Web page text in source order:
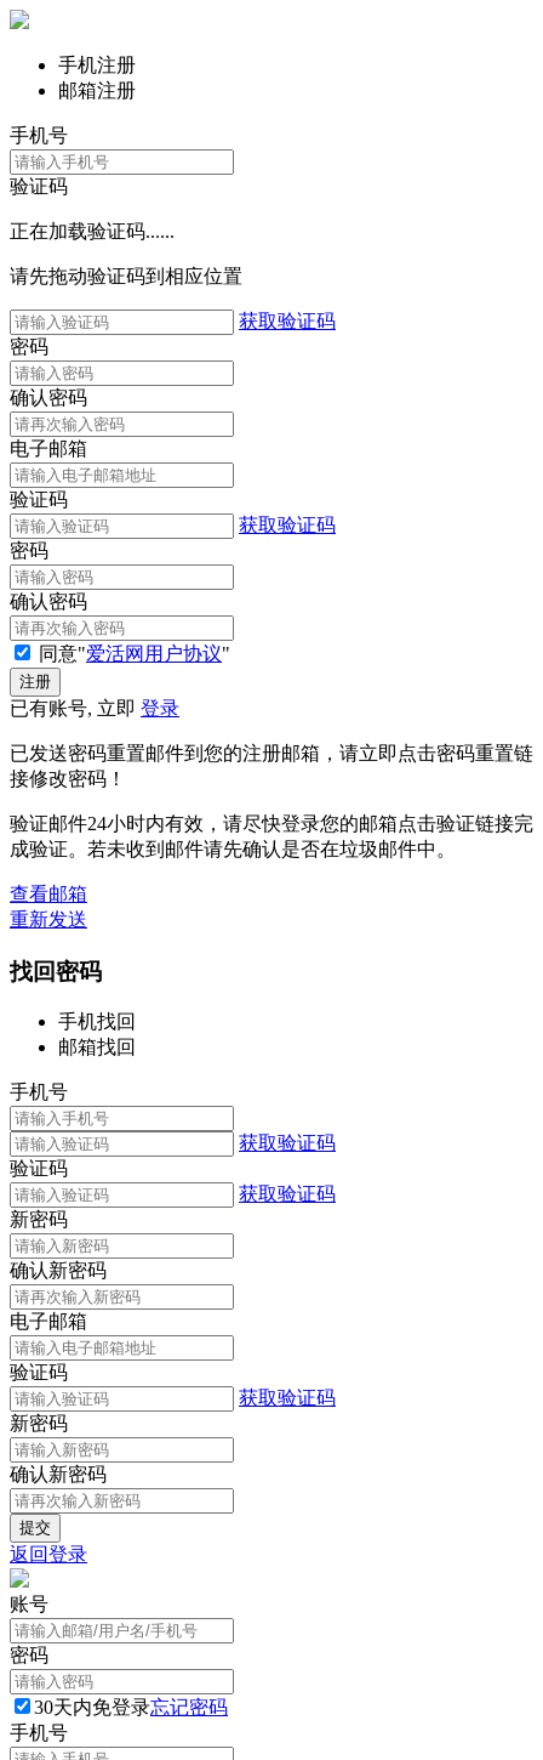
手机注册
邮箱注册
手机号
验证码
正在加载验证码......
请先拖动验证码到相应位置
获取验证码
密码
确认密码
电子邮箱
验证码
获取验证码
密码
确认密码
同意"爱活网用户协议"
已有账号, 立即 登录
已发送密码重置邮件到您的注册邮箱，请立即点击密码重置链
接修改密码！
验证邮件24小时内有效，请尽快登录您的邮箱点击验证链接完
成验证。若未收到邮件请先确认是否在垃圾邮件中。
查看邮箱
重新发送
找回密码
手机找回
邮箱找回
手机号
获取验证码
验证码
获取验证码
新密码
确认新密码
电子邮箱
验证码
获取验证码
新密码
确认新密码
返回登录
账号
密码
30天内免登录忘记密码
手机号